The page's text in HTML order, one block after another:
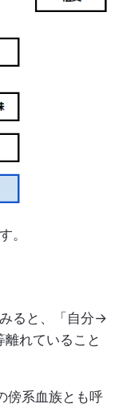
。
ると、「自分→
れていること
傍系血族とも呼